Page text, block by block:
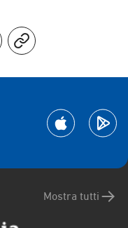
Mostra tutti